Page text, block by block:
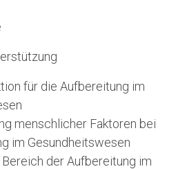
für die Aufbereitung im
menschlicher Faktoren bei
im Gesundheitswesen
der Aufbereitung im